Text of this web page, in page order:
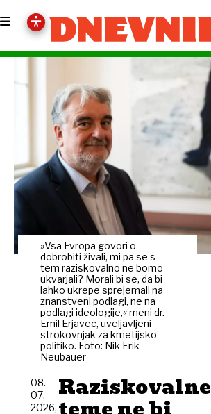
»Vsa Evropa govori o
dobrobiti živali, mi pa se s
tem raziskovalno ne bomo
ukvarjali? Morali bi se, da bi
lahko ukrepe sprejemali na
znanstveni podlagi, ne na
podlagi ideologije,« meni dr.
Emil Erjavec, uveljavljeni
strokovnjak za kmetijsko
politiko. Foto: Nik Erik
Neubauer
Raziskovalne
08.
07.
2026,